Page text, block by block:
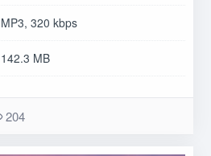
MP3, 320 kbps
142.3 MB
204